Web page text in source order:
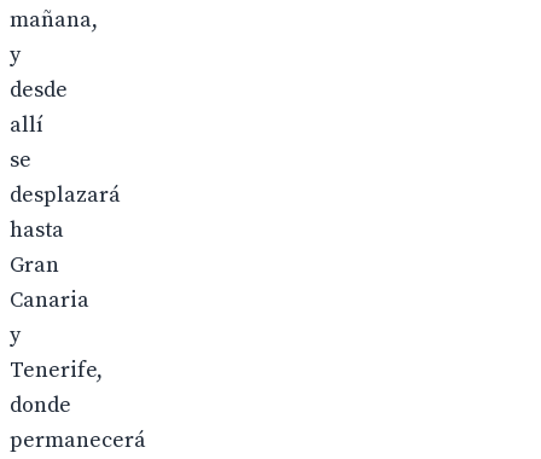
mañana,
y
desde
allí
se
desplazará
hasta
Gran
Canaria
y
Tenerife,
donde
permanecerá